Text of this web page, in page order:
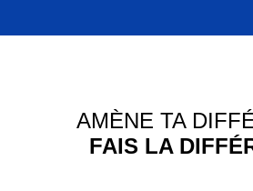
AMÈNE TA
FAIS LA